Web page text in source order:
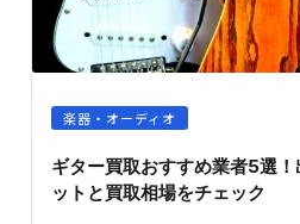
楽器・オーディオ
ギター買取おすすめ業者5選
ットと買取相場をチェック